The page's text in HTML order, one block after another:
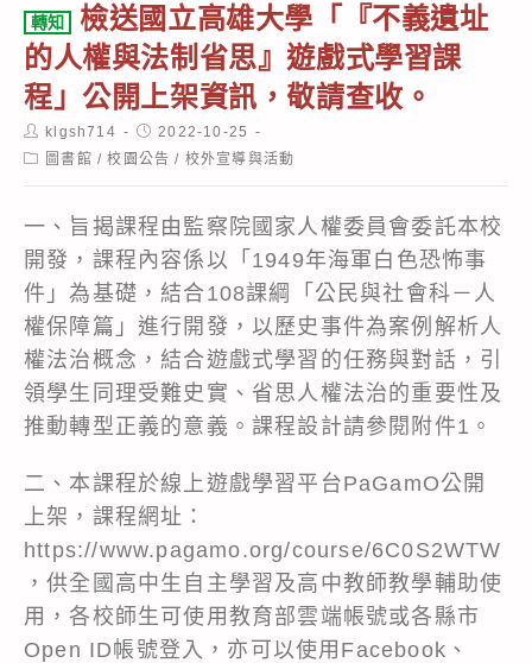
轉知
檢送國立高雄大學「『不義遺址
的人權與法制省思』遊戲式學習課
程」公開上架資訊，敬請查收。
Post
author:
klgsh714
Post
published:
2022-10-25
Post圖書館 / 校園公告 / 校外宣導與活動
一、旨揭課程由監察院國家人權委員會委託本校
開發，課程內容係以「1949年海軍白色恐怖事
件」為基礎，結合108課綱「公民與社會科－人
權保障篇」進行開發，以歷史事件為案例解析人
權法治概念，結合遊戲式學習的任務與對話，引
領學生同理受難史實、省思人權法治的重要性及
推動轉型正義的意義。課程設計請參閱附件1。
二、本課程於線上遊戲學習平台PaGamO公開
上架，課程網址：
https://www.pagamo.org/course/6C0S2WTW
，供全國高中生自主學習及高中教師教學輔助使
用，各校師生可使用教育部雲端帳號或各縣市
Open ID帳號登入，亦可以使用Facebook、